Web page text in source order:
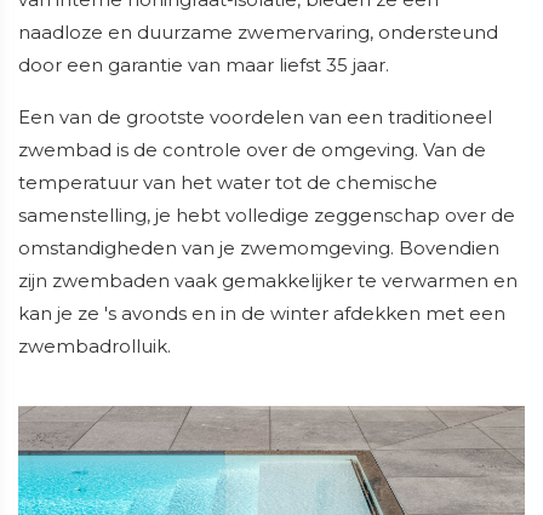
naadloze en duurzame zwemervaring, ondersteund
door een garantie van maar liefst 35 jaar.
Een van de grootste voordelen van een traditioneel
zwembad is de controle over de omgeving. Van de
temperatuur van het water tot de chemische
samenstelling, je hebt volledige zeggenschap over de
omstandigheden van je zwemomgeving. Bovendien
zijn zwembaden vaak gemakkelijker te verwarmen en
kan je ze 's avonds en in de winter afdekken met een
zwembadrolluik.